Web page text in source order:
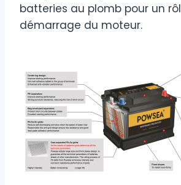
batteries au plomb pour un
démarrage du moteur.